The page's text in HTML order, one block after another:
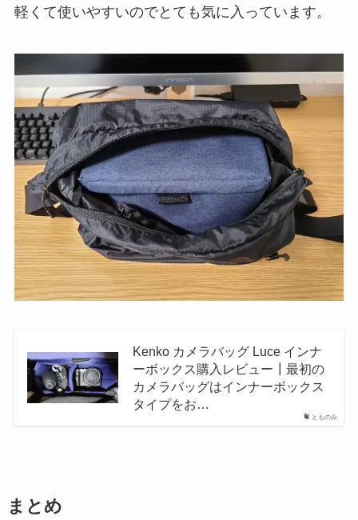
軽くて使いやすいのでとても気に入っています。
とものみ
Kenko カメラバッグ Luce インナ
ーボックス購入レビュー┃最初の
カメラバッグはインナーボックス
タイプをお…
まとめ